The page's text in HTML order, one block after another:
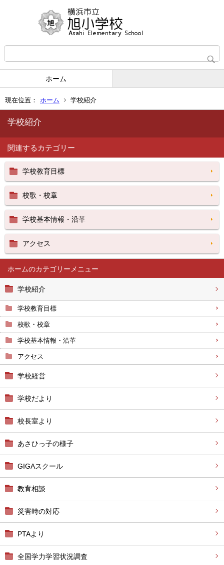
ホーム
現在位置： ホーム 学校紹介
ホーム
学校紹介
学校教育目標
校歌・校章
学校基本情報・沿革
アクセス
学校経営
学校だより
校長室より
あさひっ子の様子
GIGAスクール
教育相談
災害時の対応
PTAより
全国学力学習状況調査
学校紹介
関連するカテゴリー
学校教育目標
校歌・校章
学校基本情報・沿革
アクセス